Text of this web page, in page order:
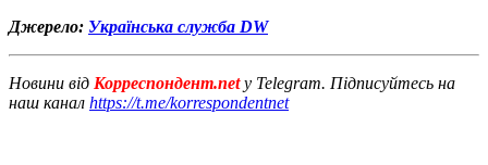
Джерело: Українська служба DW
Новини від Корреспондент.netу Telegram. Підписуйтесь на
наш канал https://t.me/korrespondentnet